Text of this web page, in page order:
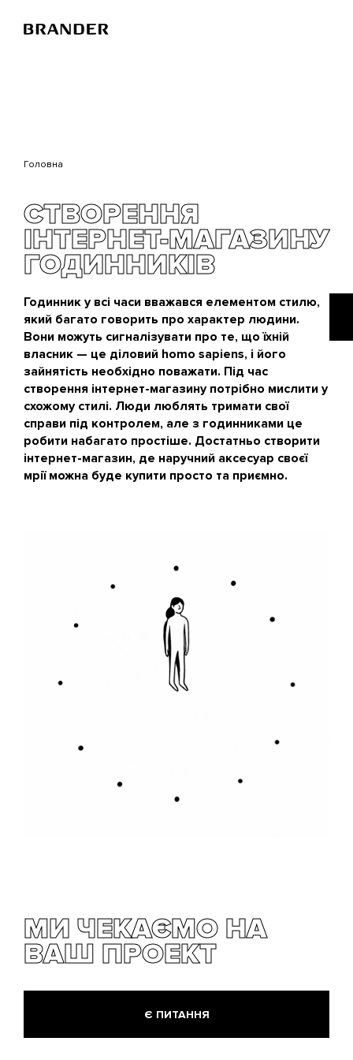
Головна
СТВОРЕННЯ
ІНТЕРНЕТ-МАГАЗИНУ
ГОДИННИКІВ
Годинник у всі часи вважався елементом стилю,
який багато говорить про характер людини.
Вони можуть сигналізувати про те, що їхній
власник — це діловий homo sapiens, і його
зайнятість необхідно поважати. Під час
створення інтернет-магазину потрібно мислити у
схожому стилі. Люди люблять тримати свої
справи під контролем, але з годинниками це
робити набагато простіше. Достатньо створити
інтернет-магазин, де наручний аксесуар своєї
мрії можна буде купити просто та приємно.
МИ ЧЕКАЄМО НА
ВАШ ПРОЕКТ
Є ПИТАННЯ